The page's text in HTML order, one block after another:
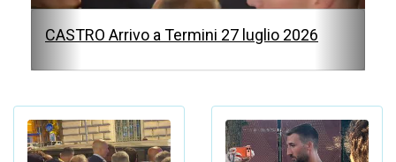
CASTRO Arrivo a Termini 27 luglio 2026